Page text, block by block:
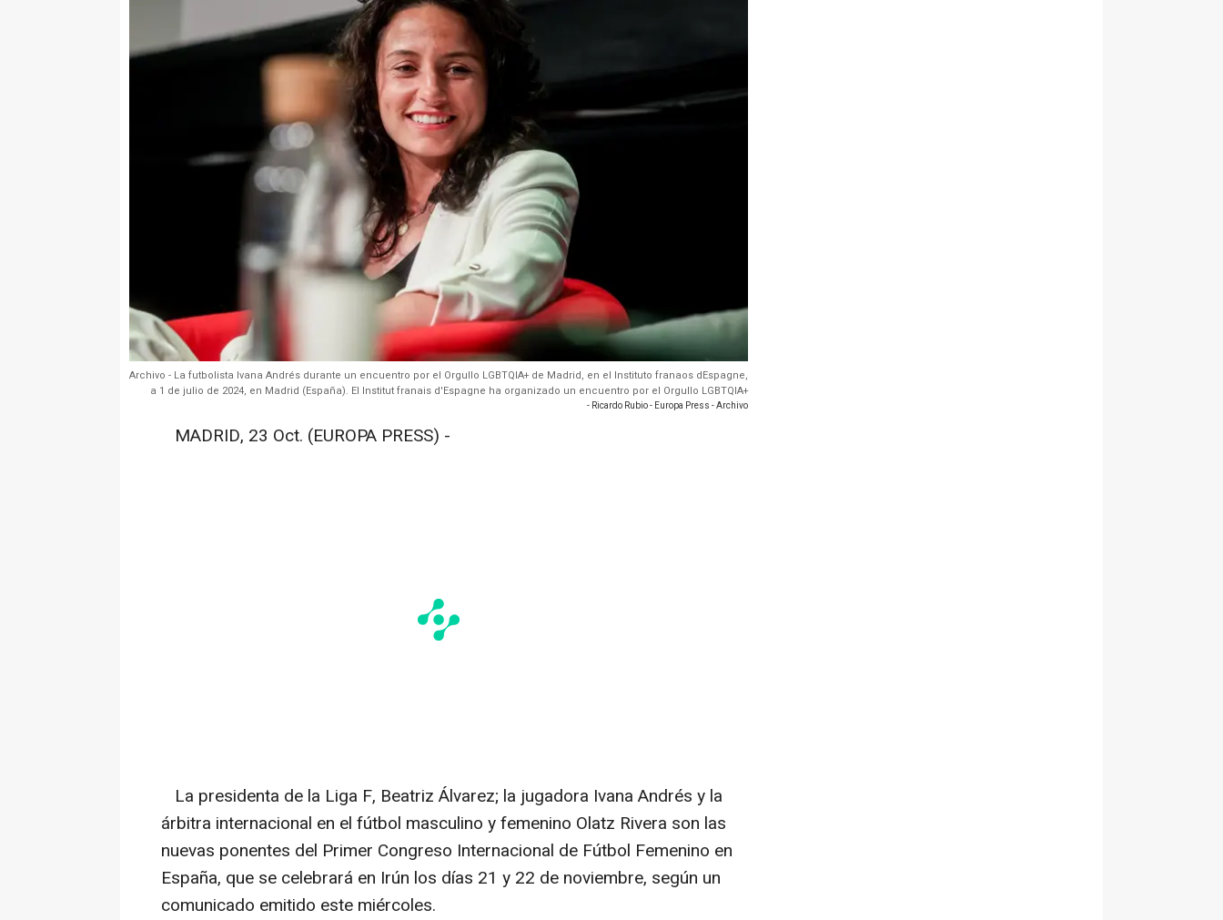
Archivo - La futbolista Ivana Andrés durante un encuentro por el Orgullo LGBTQIA+ de Madrid, en el Instituto franaos dEspagne,
a 1 de julio de 2024, en Madrid (España). El Institut franais d'Espagne ha organizado un encuentro por el Orgullo LGBTQIA+
- Ricardo Rubio - Europa Press - Archivo
MADRID, 23 Oct. (EUROPA PRESS) -
La presidenta de la Liga F, Beatriz Álvarez; la jugadora Ivana Andrés y la
árbitra internacional en el fútbol masculino y femenino Olatz Rivera son las
nuevas ponentes del Primer Congreso Internacional de Fútbol Femenino en
España, que se celebrará en Irún los días 21 y 22 de noviembre, según un
comunicado emitido este miércoles.